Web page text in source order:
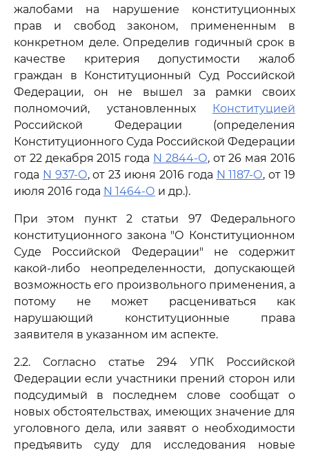
жалобами на нарушение конституционных
прав и свобод законом, примененным в
конкретном деле. Определив годичный срок в
качестве критерия допустимости жалоб
граждан в Конституционный Суд Российской
Федерации, он не вышел за рамки своих
полномочий, установленных
Конституцией
Российской Федерации (определения
Конституционного Суда Российской Федерации
от 22 декабря 2015 года N 2844-О, от 26 мая 2016
года N 937-О, от 23 июня 2016 года N 1187-О, от 19
июля 2016 года N 1464-О и др.).
При этом пункт 2 статьи 97 Федерального
конституционного закона "О Конституционном
Суде Российской Федерации" не содержит
какой-либо неопределенности, допускающей
возможность его произвольного применения, а
потому не может расцениваться как
нарушающий конституционные права
заявителя в указанном им аспекте.
2.2. Согласно статье 294 УПК Российской
Федерации если участники прений сторон или
подсудимый в последнем слове сообщат о
новых обстоятельствах, имеющих значение для
уголовного дела, или заявят о необходимости
предъявить суду для исследования новые